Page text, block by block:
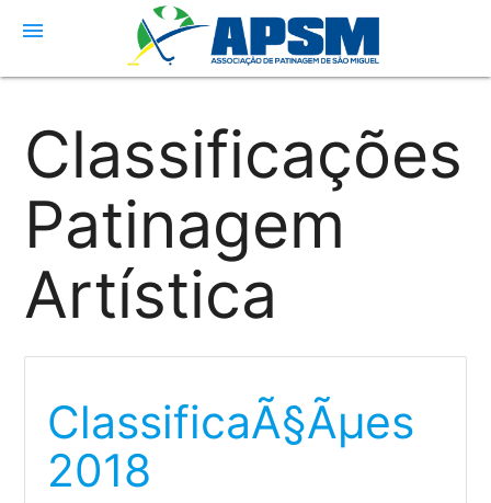
menu
Classificações
Patinagem
Artística
ClassificaÃ§Ãµes
2018